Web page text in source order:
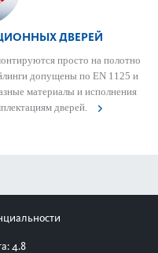
ДВЕРЕЙ
просто на пол­отно
допущены по EN 1125 и
матер­иалы и исполнения
дверей.
4.8